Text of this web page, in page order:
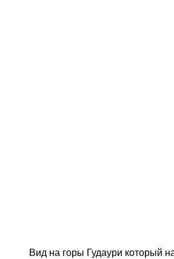
Вид на горы Гудаури который